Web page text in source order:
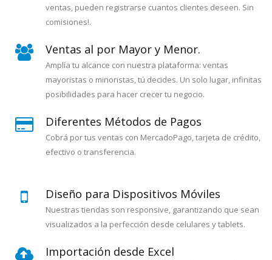
ventas, pueden registrarse cuantos clientes deseen. Sin
comisiones!.
Ventas al por Mayor y Menor.
Amplía tu alcance con nuestra plataforma: ventas
mayoristas o minoristas, tú decides. Un solo lugar, infinitas
posibilidades para hacer crecer tu negocio.
Diferentes Métodos de Pagos
Cobrá por tus ventas con MercadoPago, tarjeta de crédito,
efectivo o transferencia.
Diseño para Dispositivos Móviles
Nuestras tiendas son responsive, garantizando que sean
visualizados a la perfección desde celulares y tablets.
Importación desde Excel